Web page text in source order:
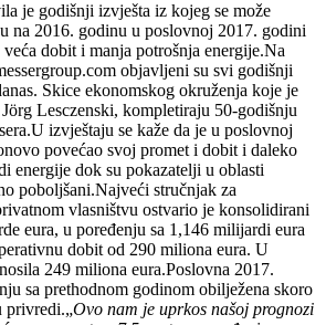
je godišnji izvješta iz kojeg se može
na 2016. godinu u poslovnoj 2017. godini
dobit i manja potrošnja energije.Na
objavljeni su svi godišnji
Skice ekonomskog okruženja koje je
Lesczenski, kompletiraju 50-godišnju
izvještaju se kaže da je u poslovnoj
povećao svoj promet i dobit i daleko
energije dok su pokazatelji u oblasti
poboljšani.Najveći stručnjak za
vlasništvu ostvario je konsolidirani
eura, u poređenju sa 1,146 milijardi eura
dobit od 290 miliona eura. U
249 miliona eura.Poslovna 2017.
sa prethodnom godinom obilježena skoro
privredi.„Ovo nam je uprkos našoj prognozi